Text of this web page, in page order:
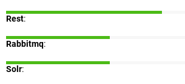
Rest:
Rabbitmq:
Solr: